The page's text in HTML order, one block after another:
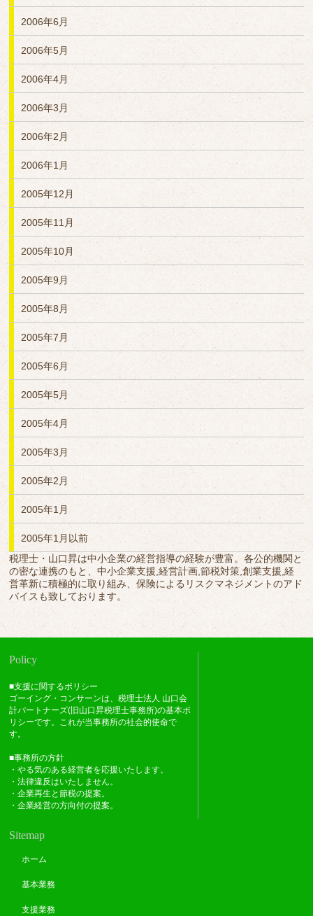
2006年6月
2006年5月
2006年4月
2006年3月
2006年2月
2006年1月
2005年12月
2005年11月
2005年10月
2005年9月
2005年8月
2005年7月
2005年6月
2005年5月
2005年4月
2005年3月
2005年2月
2005年1月
2005年1月以前
税理士・山口昇は中小企業の経営指導の経験が豊富。各公的機関と
の密な連携のもと、中小企業支援,経営計画,節税対策,創業支援,経
営革新に積極的に取り組み、保険によるリスクマネジメントのアド
バイスも致しております。
Policy
■支援に関するポリシー
ゴーイング・コンサーンは、税理士法人 山口会
計パートナーズ(旧山口昇税理士事務所)の基本ポ
リシーです。これが当事務所の社会的使命で
す。
■事務所の方針
・やる気のある経営者を応援いたします。
・法律違反はいたしません。
・企業再生と節税の提案。
・企業経営の方向付の提案。
Sitemap
ホーム
基本業務
支援業務